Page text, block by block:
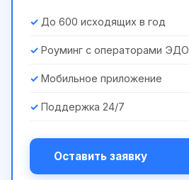
До 600 исходящих в год
Роуминг с операторами ЭДО
Мобильное приложение
Поддержка 24/7
Оставить заявку